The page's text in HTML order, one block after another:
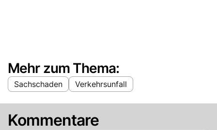
Mehr zum Thema:
Sachschaden Verkehrsunfall
Kommentare